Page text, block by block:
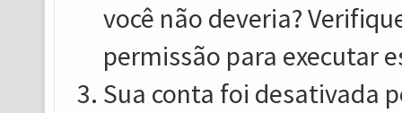
você não deveria?
permissão para executar
Sua conta foi desativada